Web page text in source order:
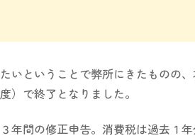
いということで弊所にきたものの
）で終了となりました。
年間の修正申告。消費税は過去１